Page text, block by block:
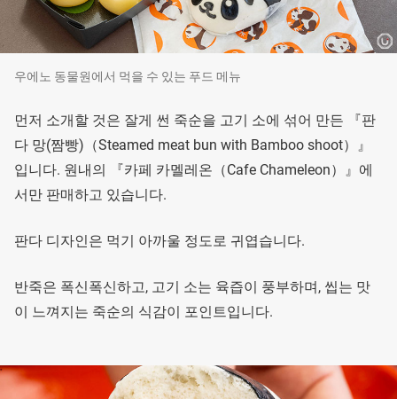
우에노 동물원에서 먹을 수 있는 푸드 메뉴
먼저 소개할 것은 잘게 썬 죽순을 고기 소에 섞어 만든 『판
다 망(짬빵)（Steamed meat bun with Bamboo shoot）』
입니다. 원내의 『카페 카멜레온（Cafe Chameleon）』에
서만 판매하고 있습니다.
판다 디자인은 먹기 아까울 정도로 귀엽습니다.
반죽은 폭신폭신하고, 고기 소는 육즙이 풍부하며, 씹는 맛
이 느껴지는 죽순의 식감이 포인트입니다.